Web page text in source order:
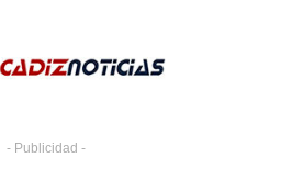
- Publicidad -